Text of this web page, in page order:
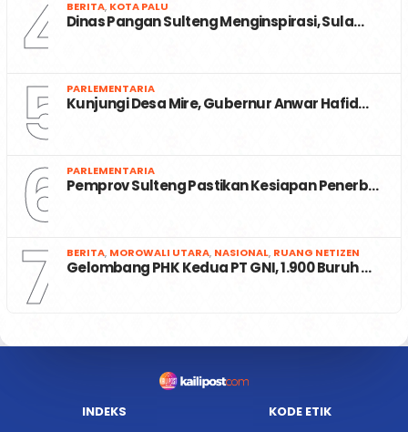
4 BERITA, KOTA PALU
Dinas Pangan Sulteng Menginspirasi, Sula…
5 PARLEMENTARIA
Kunjungi Desa Mire, Gubernur Anwar Hafid…
6 PARLEMENTARIA
Pemprov Sulteng Pastikan Kesiapan Penerb…
7 BERITA, MOROWALI UTARA, NASIONAL, RUANG NETIZEN
Gelombang PHK Kedua PT GNI, 1.900 Buruh …
INDEKS
KODE ETIK